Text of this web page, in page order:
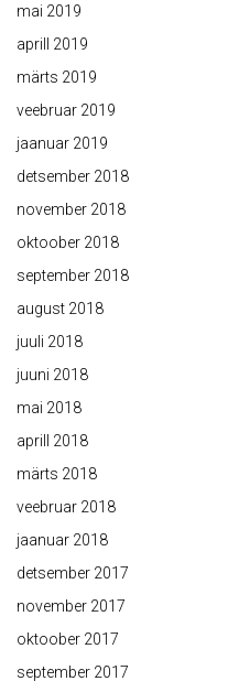
mai 2019
aprill 2019
märts 2019
veebruar 2019
jaanuar 2019
detsember 2018
november 2018
oktoober 2018
september 2018
august 2018
juuli 2018
juuni 2018
mai 2018
aprill 2018
märts 2018
veebruar 2018
jaanuar 2018
detsember 2017
november 2017
oktoober 2017
september 2017